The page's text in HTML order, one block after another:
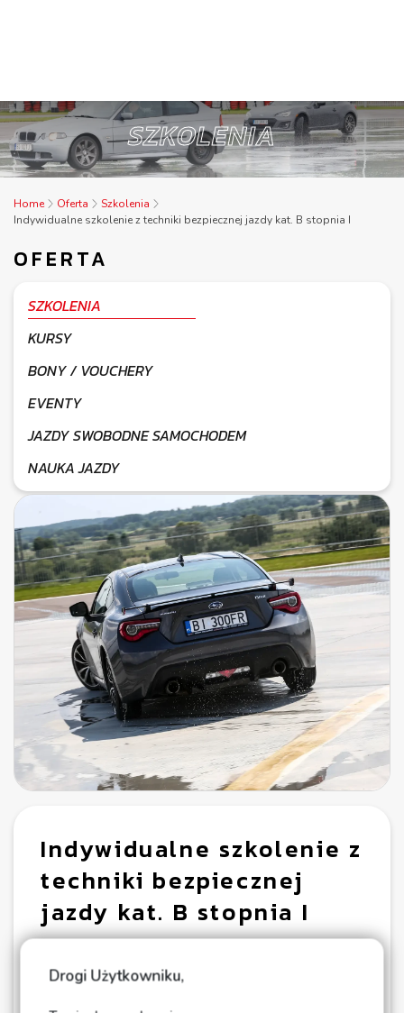
Drogi Użytkowniku,
SZKOLENIA
Home Oferta
Szkolenia
Indywidualne szkolenie z techniki bezpiecznej jazdy kat. B stopnia I
OFERTA
SZKOLENIA
KURSY
BONY / VOUCHERY
EVENTY
JAZDY SWOBODNE SAMOCHODEM
NAUKA JAZDY
Indywidualne szkolenie z
techniki bezpiecznej
jazdy kat. B stopnia I
890.00zł